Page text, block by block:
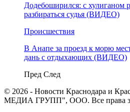
Додебоширился: с хулиганом
разбираться судья (ВИДЕО)
Происшествия
В Анапе за проезд к морю
дань с отдыхающих (ВИДЕО)
Пред След
© 2026 - Новости Краснодара и
МЕДИА ГРУПП", ООО. Все права